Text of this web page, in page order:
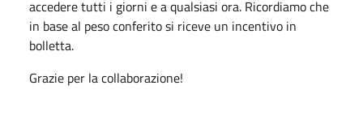
accedere tutti i giorni e a qualsiasi ora. Ricordiamo che
in base al peso conferito si riceve un incentivo in
bolletta.
Grazie per la collaborazione!